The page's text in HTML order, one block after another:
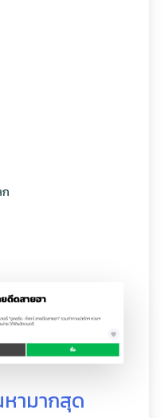
ามากสุด